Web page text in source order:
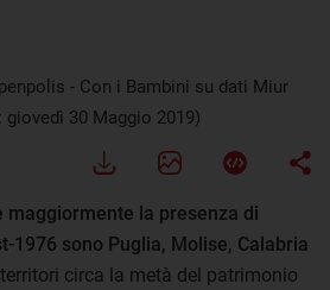
- Con i Bambini su dati Miur
30 Maggio 2019)
maggiormente la presenza di
1976 sono Puglia, Molise, Calabria
circa la metà del patrimonio